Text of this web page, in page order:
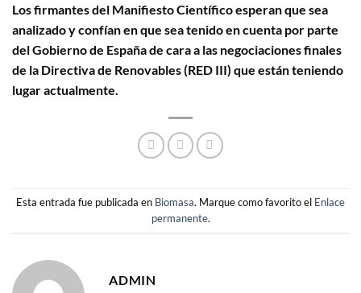
Los firmantes del Manifiesto Científico esperan que sea
analizado y confían en que sea tenido en cuenta por parte
del Gobierno de España de cara a las negociaciones finales
de la Directiva de Renovables (RED III) que están teniendo
lugar actualmente.
Esta entrada fue publicada en Biomasa. Marque como favorito el Enlace
permanente.
ADMIN